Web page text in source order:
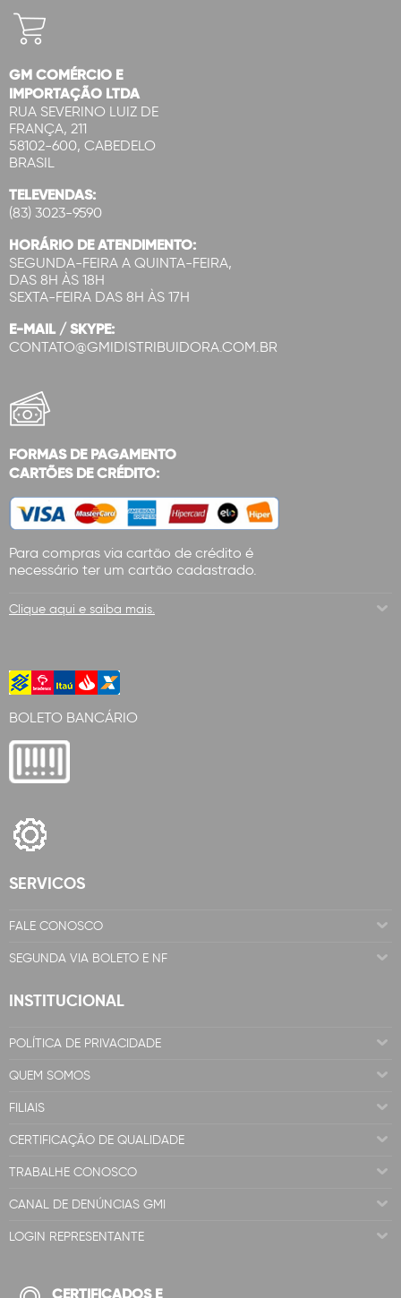
GM COMÉRCIO E
IMPORTAÇÃO LTDA
RUA SEVERINO LUIZ DE
FRANÇA, 211
58102-600, CABEDELO
BRASIL
TELEVENDAS:
(83) 3023-9590
HORÁRIO DE ATENDIMENTO:
SEGUNDA-FEIRA A QUINTA-FEIRA,
DAS 8H ÀS 18H
SEXTA-FEIRA DAS 8H ÀS 17H
E-MAIL / SKYPE:
CONTATO@GMIDISTRIBUIDORA.COM.BR
FORMAS DE PAGAMENTO
CARTÕES DE CRÉDITO:
Para compras via cartão de crédito é
necessário ter um cartão cadastrado.
Clique aqui e saiba mais.
BOLETO BANCÁRIO
SERVICOS
FALE CONOSCO
SEGUNDA VIA BOLETO E NF
INSTITUCIONAL
POLÍTICA DE PRIVACIDADE
QUEM SOMOS
FILIAIS
CERTIFICAÇÃO DE QUALIDADE
TRABALHE CONOSCO
CANAL DE DENÚNCIAS GMI
LOGIN REPRESENTANTE
CERTIFICADOS E